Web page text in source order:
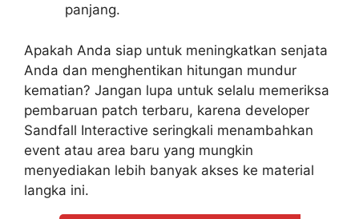
panjang.
Apakah Anda siap untuk meningkatkan senjata
Anda dan menghentikan hitungan mundur
kematian? Jangan lupa untuk selalu memeriksa
pembaruan patch terbaru, karena developer
Sandfall Interactive seringkali menambahkan
event atau area baru yang mungkin
menyediakan lebih banyak akses ke material
langka ini.